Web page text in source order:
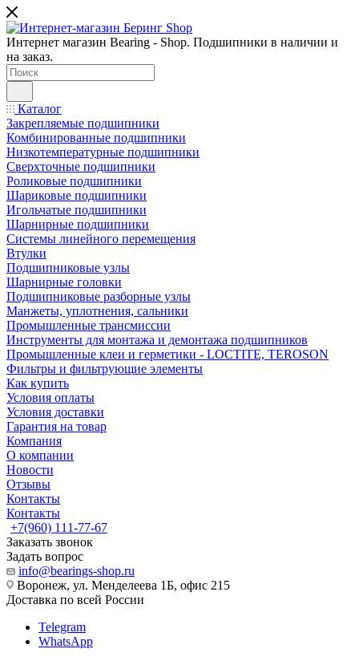
Интернет магазин Bearing - Shop. Подшипники в наличии и
на заказ.
Каталог
Закрепляемые подшипники
Комбинированные подшипники
Низкотемпературные подшипники
Сверхточные подшипники
Роликовые подшипники
Шариковые подшипники
Игольчатые подшипники
Шарнирные подшипники
Системы линейного перемещения
Втулки
Подшипниковые узлы
Шарнирные головки
Подшипниковые разборные узлы
Манжеты, уплотнения, сальники
Промышленные трансмиссии
Инструменты для монтажа и демонтажа подшипников
Промышленные клеи и герметики - LOCTITE, TEROSON
Фильтры и фильтрующие элементы
Как купить
Условия оплаты
Условия доставки
Гарантия на товар
Компания
О компании
Новости
Отзывы
Контакты
Контакты
+7(960) 111-77-67
Заказать звонок
Задать вопрос
info@bearings-shop.ru
Воронеж, ул. Менделеева 1Б, офис 215
Доставка по всей России
Telegram
WhatsApp